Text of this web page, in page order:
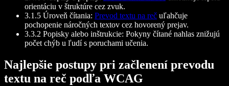
orientáciu v štruktúre cez zvuk.
3.1.5 Úroveň čítania: Prevod textu na reč uľahčuje
pochopenie náročných textov cez hovorený prejav.
3.3.2 Popisky alebo inštrukcie: Pokyny čítané nahlas znižujú
počet chýb u ľudí s poruchami učenia.
Najlepšie postupy pri začlenení prevodu
textu na reč podľa WCAG